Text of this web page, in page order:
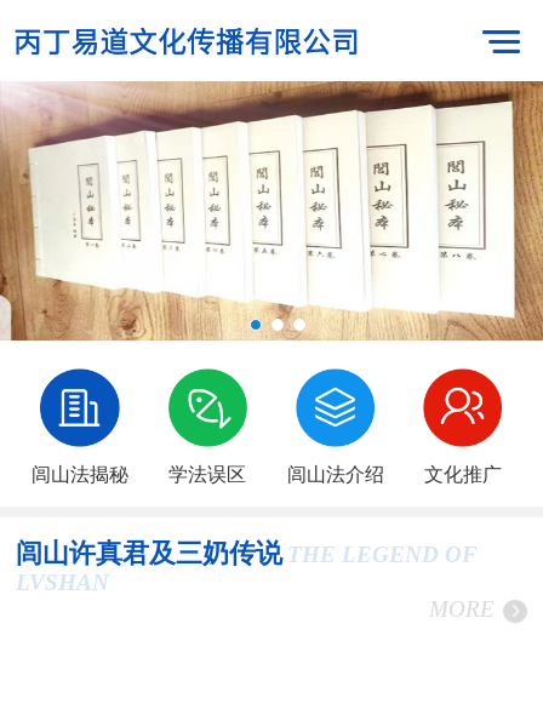
闾山法揭秘 学法误区 闾山法介绍 文化推广
闾山许真君及三奶传说 THE LEGEND OF
LVSHAN
MORE